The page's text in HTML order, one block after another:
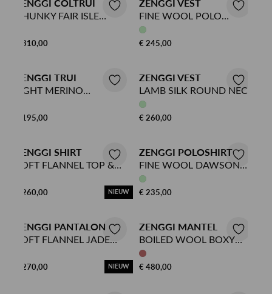
ZENGGI COLTRUI
CHUNKY FAIR ISLE
€ 310,00
ZENGGI VEST
FINE WOOL POLO
CARDIGAN
€ 245,00
ZENGGI TRUI
LIGHT MERINO
€ 195,00
ZENGGI VEST
LAMB SILK ROUND NECK
CARDI
€ 260,00
ZENGGI SHIRT
SOFT FLANNEL TOP &
€ 260,00
NIEUW
ZENGGI POLOSHIRT
FINE WOOL DAWSON
POLO TOP
€ 235,00
ZENGGI PANTALON
SOFT FLANNEL JADE
€ 270,00
NIEUW
ZENGGI MANTEL
BOILED WOOL BOXY
JACKET
€ 480,00